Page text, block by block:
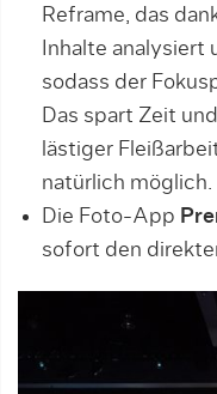
Reframe, das
Inhalte
sodass der
Das spart Zeit
lästiger
natürlich möglich.
Die Foto-App
sofort den